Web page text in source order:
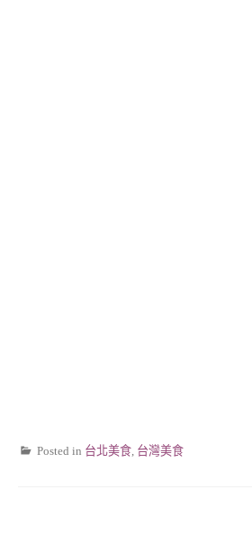
Posted in 台北美食 台灣美食